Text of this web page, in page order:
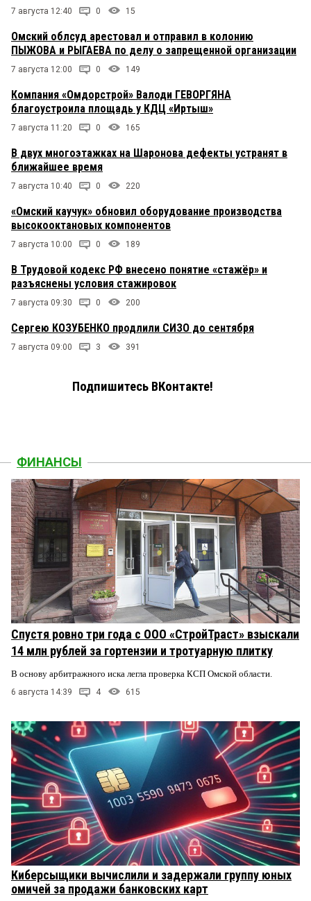
7 августа 12:40 0 15
Омский облсуд арестовал и отправил в колонию
ПЫЖОВА и РЫГАЕВА по делу о запрещенной организации
7 августа 12:00 0 149
Компания «Омдорстрой» Валоди ГЕВОРГЯНА
благоустроила площадь у КДЦ «Иртыш»
7 августа 11:20 0 165
В двух многоэтажках на Шаронова дефекты устранят в
ближайшее время
7 августа 10:40 0 220
«Омский каучук» обновил оборудование производства
высокооктановых компонентов
7 августа 10:00 0 189
В Трудовой кодекс РФ внесено понятие «стажёр» и
разъяснены условия стажировок
7 августа 09:30 0 200
Сергею КОЗУБЕНКО продлили СИЗО до сентября
7 августа 09:00 3 391
Подпишитесь ВКонтакте!
ФИНАНСЫ
Спустя ровно три года с ООО «СтройТраст» взыскали
14 млн рублей за гортензии и тротуарную плитку
В основу арбитражного иска легла проверка КСП Омской области.
6 августа 14:39 4 615
Киберсыщики вычислили и задержали группу юных
омичей за продажи банковских карт